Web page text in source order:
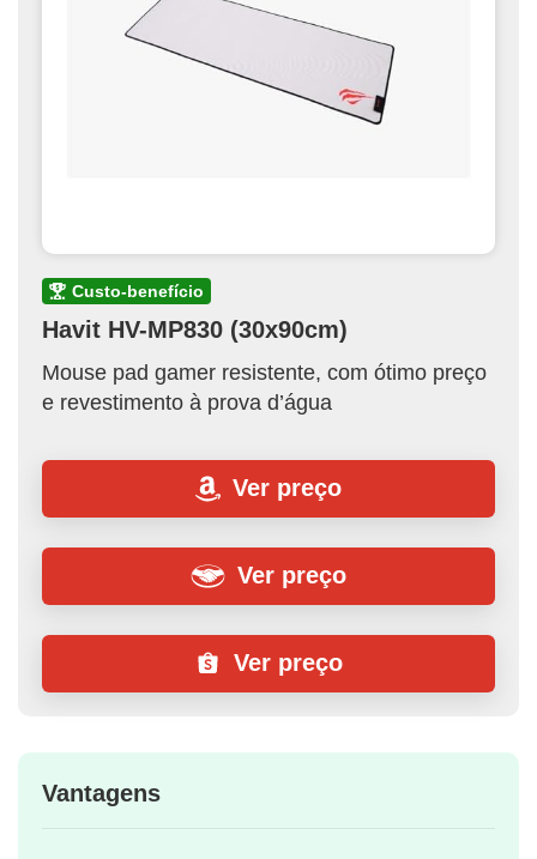
custo-benefício
Havit HV-MP830 (30x90cm)
Mouse pad gamer resistente, com ótimo preço
e revestimento à prova d’água
Ver preço
Ver preço
Ver preço
Vantagens